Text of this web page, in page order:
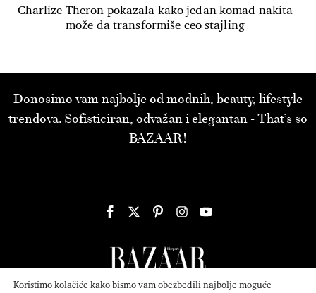
Charlize Theron pokazala kako jedan komad nakita
može da transformiše ceo stajling
Donosimo vam najbolje od modnih, beauty, lifestyle
trendova. Sofisticiran, odvažan i elegantan - That’s so
BAZAAR!
Koristimo kolačiće kako bismo vam obezbedili najbolje moguće